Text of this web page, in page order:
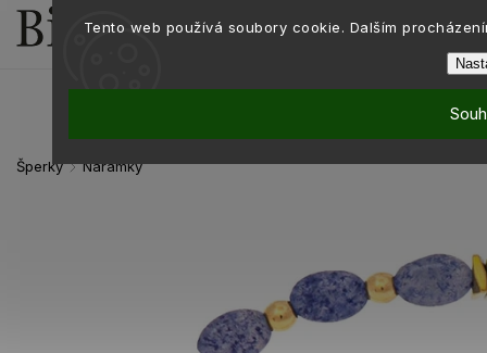
Tento web používá soubory cookie. Dalším
Šperky / Náramky